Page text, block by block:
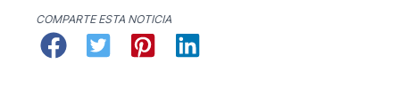
COMPARTE ESTA NOTICIA